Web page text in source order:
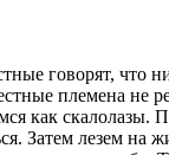
говорят, что
племена не
как
Затем лезем на